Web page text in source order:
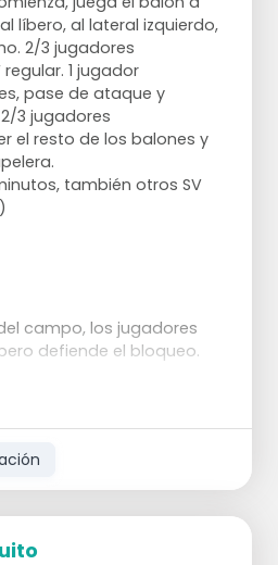
líbero, al lateral izquierdo,
2/3 jugadores
1 jugador
pase de ataque y
3 jugadores
el resto de los balones y
también otros SV
campo, los jugadores
defiende el bloqueo.